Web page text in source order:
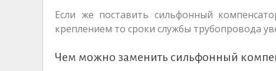
Если же поставить сильфонный
креплением то сроки службы трубопровода
Чем можно заменить сильфонный